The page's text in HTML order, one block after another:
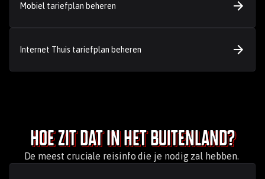
Mobiel tariefplan beheren
Internet Thuis tariefplan beheren
Hoe zit dat in het buitenland?
De meest cruciale reisinfo die je nodig zal hebben.